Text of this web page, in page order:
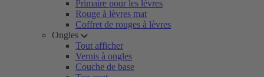
Primaire pour les lèvres
Rouge à lèvres mat
Coffret de rouges à lèvres
Ongles
Tout afficher
Vernis à ongles
Couche de base